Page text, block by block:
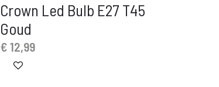
Crown Led Bulb E27 T45
Goud
€12,99